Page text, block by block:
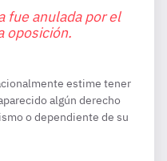
fue anulada por el
oposición.
estime tener
algún derecho
o dependiente de su